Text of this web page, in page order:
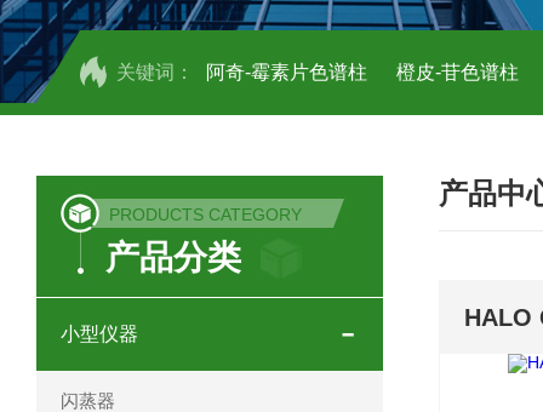
关键词： 阿奇-霉素片色谱柱 橙皮-苷色谱柱
COSMOSIL 1.8PBr五溴苯基色谱柱
菟丝子 柠檬黄色谱柱
印度Force Scientific Aventurus色谱柱
印度Force Scientific Rubitas色谱柱
PRODUCTS CATEGORY
产品分类
小型仪器
闪蒸器
产品中
HALO